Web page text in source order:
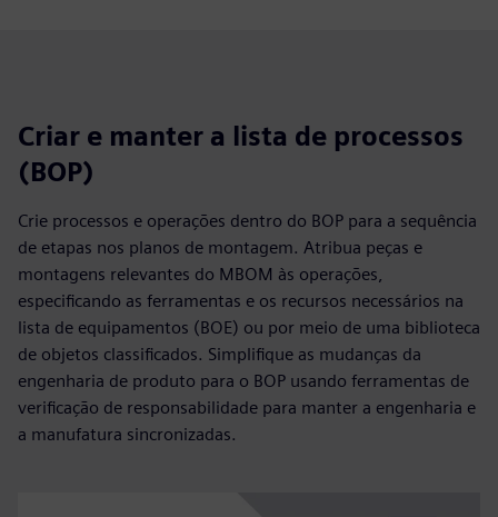
Criar e manter a lista de processos
(BOP)
Crie processos e operações dentro do BOP para a sequência
de etapas nos planos de montagem. Atribua peças e
montagens relevantes do MBOM às operações,
especificando as ferramentas e os recursos necessários na
lista de equipamentos (BOE) ou por meio de uma biblioteca
de objetos classificados. Simplifique as mudanças da
engenharia de produto para o BOP usando ferramentas de
verificação de responsabilidade para manter a engenharia e
a manufatura sincronizadas.